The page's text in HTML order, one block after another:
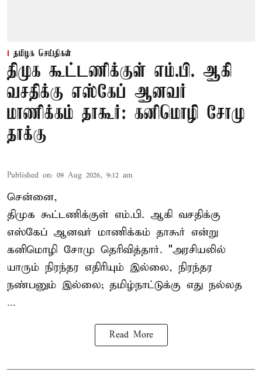
தமிழக செய்திகள்
திமுக கூட்டணிக்குள் எம்.பி. ஆகி
வசதிக்கு எஸ்கேப் ஆனவர்
மாணிக்கம் தாகூர்: கனிமொழி சோமு
தாக்கு
Published on: 09 Aug 2026, 9:12 am
சென்னை,
திமுக கூட்டணிக்குள் எம்.பி. ஆகி வசதிக்கு
எஸ்கேப் ஆனவர் மாணிக்கம் தாகூர் என்று
கனிமொழி சோமு தெரிவித்தார். "அரசியலில்
யாரும் நிரந்தர எதிரியும் இல்லை, நிரந்தர
நண்பனும் இல்லை; தமிழ்நாட்டுக்கு எது நல்லத
...
Read More